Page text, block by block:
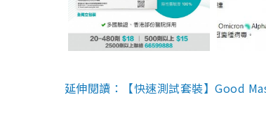
延伸閱讀：【快速測試套裝】Good